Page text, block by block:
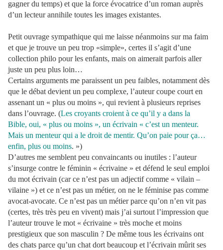
gagner du temps) et que la force évocatrice d’un roman auprès
d’un lecteur annihile toutes les images existantes.
Petit ouvrage sympathique qui me laisse néanmoins sur ma faim
et que je trouve un peu trop «simple», certes il s’agit d’une
collection philo pour les enfants, mais on aimerait parfois aller
juste un peu plus loin…
Certains arguments me paraissent un peu faibles, notamment dès
que le débat devient un peu complexe, l’auteur coupe court en
assenant un « plus ou moins », qui revient à plusieurs reprises
dans l’ouvrage. (Les croyants croient à ce qu’il y a dans la
Bible, oui, « plus ou moins », un écrivain « c’est un menteur.
Mais un menteur qui a le droit de mentir. Qu’on paie pour ça…
enfin, plus ou moins. »)
D’autres me semblent peu convaincants ou inutiles : l’auteur
s’insurge contre le féminin « écrivaine » et défend le seul emploi
du mot écrivain (car ce n’est pas un adjectif comme « vilain –
vilaine ») et ce n’est pas un métier, on ne le féminise pas comme
avocat-avocate. Ce n’est pas un métier parce qu’on n’en vit pas
(certes, très très peu en vivent) mais j’ai surtout l’impression que
l’auteur trouve le mot « écrivaine » très moche et moins
prestigieux que son masculin ? De même tous les écrivains ont
des chats parce qu’un chat dort beaucoup et l’écrivain mûrit ses